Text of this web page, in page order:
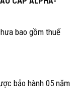
bao gồm thuế
bảo hành 05 năm